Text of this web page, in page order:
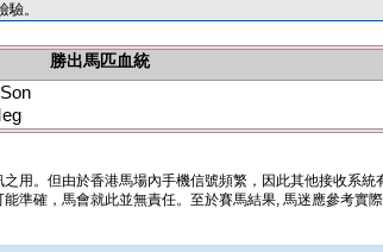
。
勝出馬匹血統
用。但由於香港馬場內手機信號頻繁，因此其他接收系統
準確，馬會就此並無責任。至於賽馬結果, 馬迷應參考實際